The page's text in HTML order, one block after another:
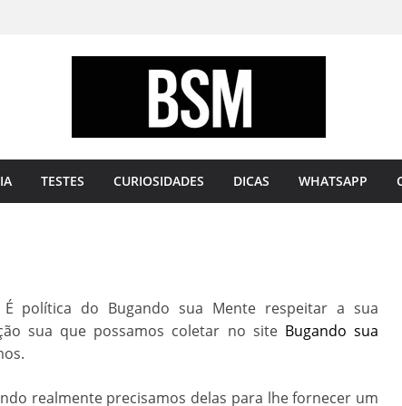
sua
Mente
TESTES CURIOSIDADES DICAS WHATSAPP
política do Bugando sua Mente respeitar a sua
sua que possamos coletar no site Bugando sua
realmente precisamos delas para lhe fornecer um